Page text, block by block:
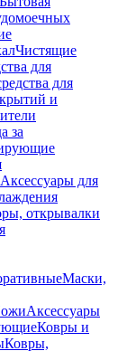
Чистящие
для
для
и
за
Аксессуары для
открывалки
Маски,
Аксессуары
Ковры и
Ковры,